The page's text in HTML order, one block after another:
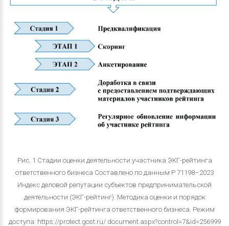
Рис. 1 Стадии оценки деятельности участника ЭКГ-рейтинга
ответственного бизнеса Составлено по данным Р 71198–2023
Индекс деловой репутации субъектов предпринимательской
деятельности (ЭКГ-рейтинг). Методика оценки и порядок
формирования ЭКГ-рейтинга ответственного бизнеса. Режим
доступа: https://protect.gost.ru/ document.aspx?control=7&id=256999